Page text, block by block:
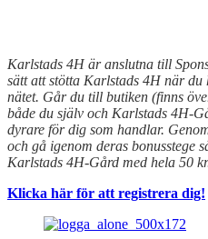
Karlstads 4H är anslutna till
sätt att stötta Karlstads 4H när
nätet. Går du till butiken (finns
både du själv och Karlstads 4H-
dyrare för dig som handlar.
och gå igenom deras bonusstege
Karlstads 4H-Gård med hela 50
Klicka här för att registrera dig!